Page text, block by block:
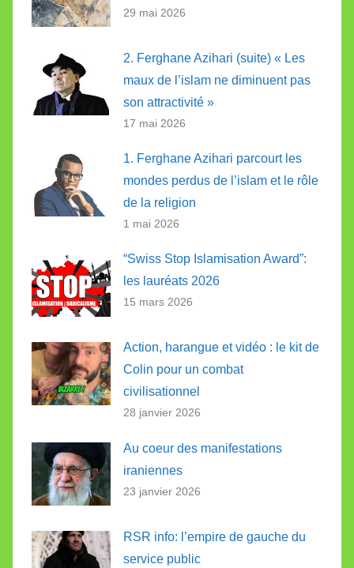
29 mai 2026
2. Ferghane Azihari (suite) « Les
maux de l’islam ne diminuent pas
son attractivité »
17 mai 2026
1. Ferghane Azihari parcourt les
mondes perdus de l’islam et le rôle
de la religion
1 mai 2026
“Swiss Stop Islamisation Award”:
les lauréats 2026
15 mars 2026
Action, harangue et vidéo : le kit de
Colin pour un combat
civilisationnel
28 janvier 2026
Au coeur des manifestations
iraniennes
23 janvier 2026
RSR info: l’empire de gauche du
service public